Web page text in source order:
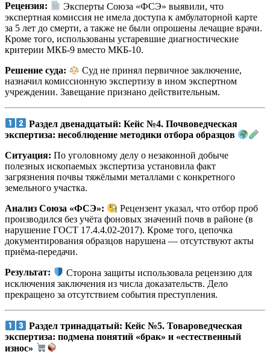
Рецензия:
Эксперты Союза «ФСЭ» выявили, что
экспертная комиссия не имела доступа к амбулаторной карте
за 5 лет до смерти, а также не были опрошены лечащие врачи.
Кроме того, использованы устаревшие диагностические
критерии МКБ-9 вместо МКБ-10.
Решение суда:
Суд не принял первичное заключение,
назначил комиссионную экспертизу в ином экспертном
учреждении. Завещание признано действительным.
Раздел двенадцатый: Кейс №4. Почвоведческая
экспертиза: несоблюдение методики отбора образцов
Ситуация: По уголовному делу о незаконной добыче
полезных ископаемых экспертиза установила факт
загрязнения почвы тяжёлыми металлами с конкретного
земельного участка.
Анализ Союза «ФСЭ»:
Рецензент указал, что отбор проб
производился без учёта фоновых значений почв в районе (в
нарушение ГОСТ 17.4.4.02-2017). Кроме того, цепочка
документирования образцов нарушена — отсутствуют акты
приёма-передачи.
Результат:
Сторона защиты использовала рецензию для
исключения заключения из числа доказательств. Дело
прекращено за отсутствием события преступления.
Раздел тринадцатый: Кейс №5. Товароведческая
экспертиза: подмена понятий «брак» и «естественный
износ»